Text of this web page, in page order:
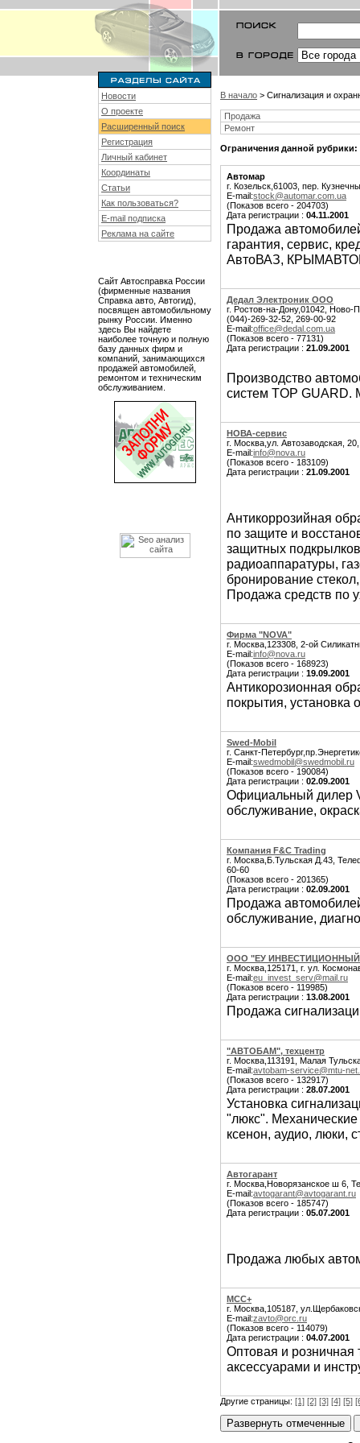
Новости
О проекте
Расширенный поиск
Регистрация
Личный кабинет
Координаты
Статьи
Как пользоваться?
E-mail подписка
Реклама на сайте
Сайт Автосправка России
(фирменные названия
Справка авто, Автогид),
посвящен автомобильному
рынку России. Именно
здесь Вы найдете
наиболее точную и полную
базу данных фирм и
компаний, занимающихся
продажей автомобилей,
ремонтом и техническим
обслуживанием.
В начало > Сигнализация и
Продажа
Ремонт
Ограничения данной рубрики:
Автомар
г. Козельск,61003, пер.
E-mail:stock@automar.com.ua
(Показов всего - 204703)
Дата регистрации : 04.11.2001
Продажа
гарантия, сервис,
АвтоВАЗ,
Дедал Электроник ООО
г. Ростов-на-Дону,01042, Ново-
(044)-269-32-52, 269-00-92
E-mail:office@dedal.com.ua
(Показов всего - 77131)
Дата регистрации : 21.09.2001
Производство
систем TOP GUARD.
НОВА-сервис
г. Москва,ул. Автозаводская,
E-mail:info@nova.ru
(Показов всего - 183109)
Дата регистрации : 21.09.2001
Антикоррозийная
по защите и
защитных
радиоаппаратуры,
бронирование
Продажа средств по
Фирма "NOVA"
г. Москва,123308, 2-ой
E-mail:info@nova.ru
(Показов всего - 168923)
Дата регистрации : 19.09.2001
Антикорозионная
покрытия, установка
Swed-Mobil
г. Санкт-
E-mail:swedmobil@swedmobil.ru
(Показов всего - 190084)
Дата регистрации : 02.09.2001
Официальный дилер
обслуживание,
Компания F&C Trading
г. Москва,Б.Тульская Д.43,
60-60
(Показов всего - 201365)
Дата регистрации : 02.09.2001
Продажа
обслуживание,
ООО "ЕУ
г. Москва,125171, г. ул.
E-mail:eu_invest_serv@mail.ru
(Показов всего - 119985)
Дата регистрации : 13.08.2001
Продажа
"АВТОБАМ", техцентр
г. Москва,113191, Малая
E-mail:avtobam-service@mtu-
(Показов всего - 132917)
Дата регистрации : 28.07.2001
Установка
"люкс".
ксенон, аудио, люки,
Автогарант
г. Москва,Новорязанское ш 6,
E-mail:avtogarant@avtogarant.ru
(Показов всего - 185747)
Дата регистрации : 05.07.2001
Продажа любых
MCC+
г. Москва,105187,
E-mail:zavto@orc.ru
(Показов всего - 114079)
Дата регистрации : 04.07.2001
Оптовая и розничная
аксессуарами и
Другие страницы: [1] [2] [3] [4] [5]